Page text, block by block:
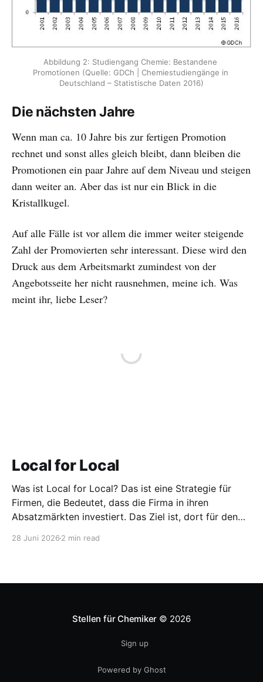
Abbildung 2: Studiengang Chemie: Bestandene
Promotionen (Quelle: GDCh | Chemiestudiengänge in
Deutschland – Statistische Daten 2016)
Die nächsten Jahre
Wenn man ca. 10 Jahre bis zur fertigen Promotion
rechnet und sonst alles gleich bleibt, dann bleiben die
Promotionen ein paar Jahre auf dem Niveau und steigen
dann weiter an. Aber das ist nur ein Blick in die
Kristallkugel.
Auf alle Fälle ist vor allem die immer weiter steigende
Zahl der Promovierten sehr interessant. Diese wird den
Druck aus dem Arbeitsmarkt zumindest von der
Angebotsseite her nicht rausnehmen, meine ich. Was
meint ihr, liebe Leser?
Local for Local
Was ist Local for Local? Das ist eine Strategie für
Firmen, die Bedeutet, dass die Firma in ihren
Absatzmärkten investiert. Das Ziel ist, dort für den
28 Juni 2026 2 min read
Stellen für Chemiker © 2026
Sign up
Powered by Ghost